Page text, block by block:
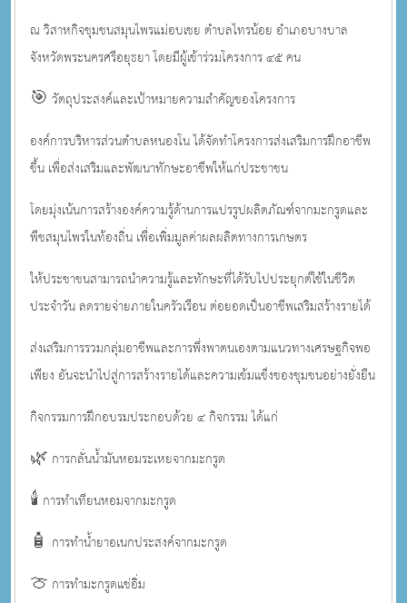
ณ วิสาหกิจชุมชนสมุนไพรแม่อบเชย ตำบลไทรน้อย อำเภอบางบาล
จังหวัดพระนครศรีอยุธยา โดยมีผู้เข้าร่วมโครงการ ๔๕ คน
🎯 วัตถุประสงค์และเป้าหมายความสำคัญของโครงการ
องค์การบริหารส่วนตำบลหนองโน ได้จัดทำโครงการส่งเสริมการฝึกอาชีพ
ขึ้น เพื่อส่งเสริมและพัฒนาทักษะอาชีพให้แก่ประชาชน
โดยมุ่งเน้นการสร้างองค์ความรู้ด้านการแปรรูปผลิตภัณฑ์จากมะกรูดและ
พืชสมุนไพรในท้องถิ่น เพื่อเพิ่มมูลค่าผลผลิตทางการเกษตร
ให้ประชาชนสามารถนำความรู้และทักษะที่ได้รับไปประยุกต์ใช้ในชีวิต
ประจำวัน ลดรายจ่ายภายในครัวเรือน ต่อยอดเป็นอาชีพเสริมสร้างรายได้
ส่งเสริมการรวมกลุ่มอาชีพและการพึ่งพาตนเองตามแนวทางเศรษฐกิจพอ
เพียง อันจะนำไปสู่การสร้างรายได้และความเข้มแข็งของชุมชนอย่างยั่งยืน
กิจกรรมการฝึกอบรมประกอบด้วย ๔ กิจกรรม ได้แก่
🌿 การกลั่นน้ำมันหอมระเหยจากมะกรูด
🕯️ การทำเทียนหอมจากมะกรูด
🧴 การทำน้ำยาอเนกประสงค์จากมะกรูด
🍈 การทำมะกรูดแช่อิ่ม